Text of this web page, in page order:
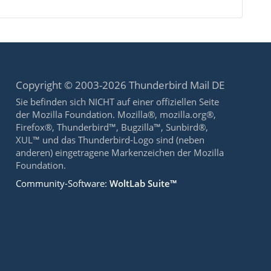
Copyright © 2003-2026 Thunderbird Mail DE
Sie befinden sich NICHT auf einer offiziellen Seite
der Mozilla Foundation. Mozilla®, mozilla.org®,
Firefox®, Thunderbird™, Bugzilla™, Sunbird®,
XUL™ und das Thunderbird-Logo sind (neben
anderen) eingetragene Markenzeichen der Mozilla
Foundation.
Community-Software:WoltLab Suite™